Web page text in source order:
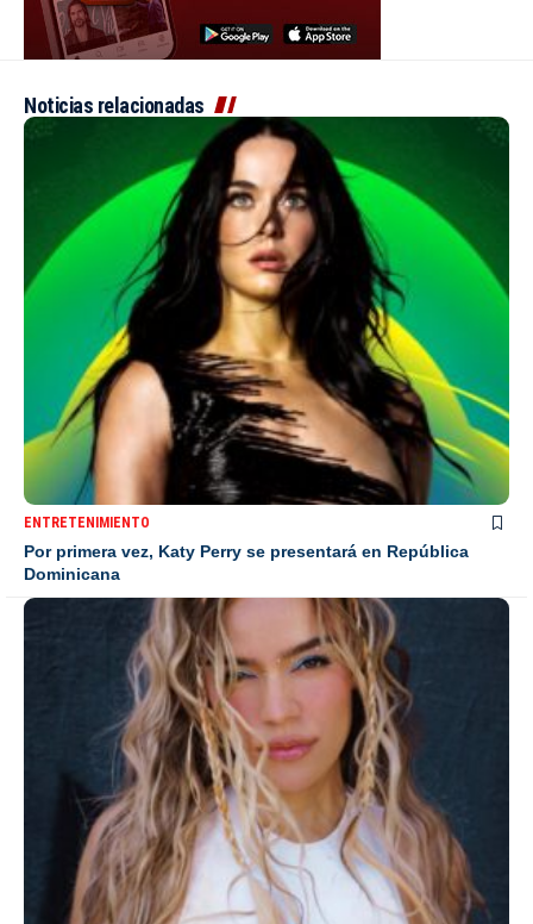
Noticias relacionadas
ENTRETENIMIENTO
Por primera vez, Katy Perry se presentará en República
Dominicana